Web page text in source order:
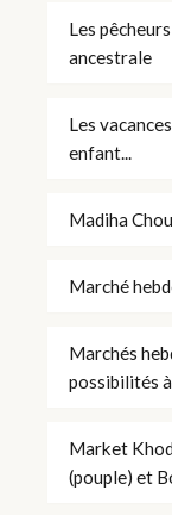
Les
ancestrale
Les
enfant...
Madiha
Marché
Marchés
possibilités
Market
(pouple) et